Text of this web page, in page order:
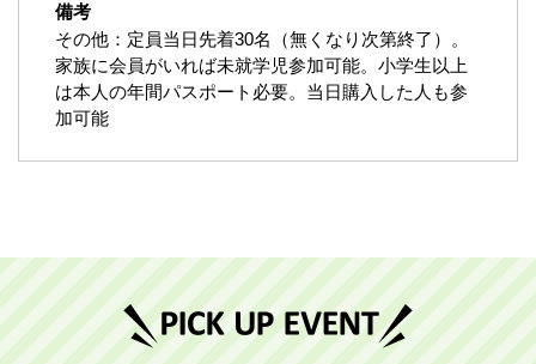
備考
その他：定員当日先着30名（無くなり次第終了）。
家族に会員がいれば未就学児参加可能。小学生以上
は本人の年間パスポート必要。当日購入した人も参
加可能